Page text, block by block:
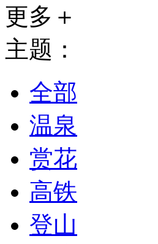
更多＋
主题：
全部
温泉
赏花
高铁
登山